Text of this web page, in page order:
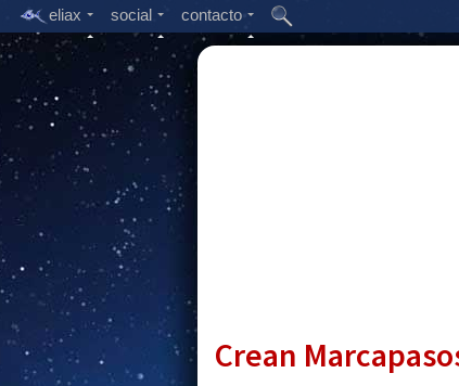
eliax social contacto
Crean